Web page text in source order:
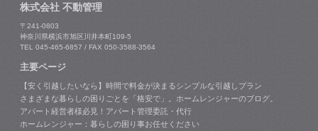
株式会社 不動管理
〒241-0803
神奈川県横浜市旭区川井本町109-5
TEL 045-465-6857 / FAX 050-3588-3564
主要ページ
【安く引越したいなら】時間で料金が決まるシンプルな引越しプラン
さまざまな暮らしの困りごとを「格安で」。ホームレンジャーのブログ。
アパート経営者様必見！アパート管理委託・代行
ホームレンジャー：暮らしの困り事お任せください